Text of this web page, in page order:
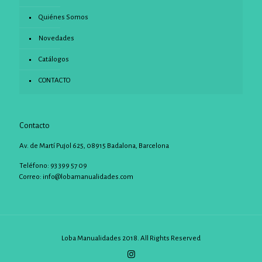
Quiénes Somos
Novedades
Catálogos
CONTACTO
Contacto
Av. de Martí Pujol 625, 08915 Badalona, Barcelona
Teléfono: 93 399 57 09
Correo: info@lobamanualidades.com
Loba Manualidades 2018. All Rights Reserved